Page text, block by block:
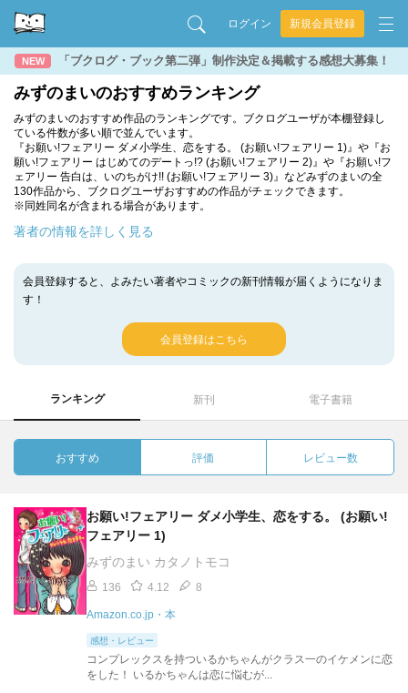
ログイン 新規会員登録
NEW 「ブクログ・ブック第二弾」制作決定＆掲載する感想大募集！
みずのまいのおすすめランキング
みずのまいのおすすめ作品のランキングです。ブクログユーザが本棚登録し
ている件数が多い順で並んでいます。
『お願い!フェアリー ダメ小学生、恋をする。 (お願い!フェアリー 1)』や『お
願い!フェアリー はじめてのデートっ!? (お願い!フェアリー 2)』や『お願い!フ
ェアリー 告白は、いのちがけ!! (お願い!フェアリー 3)』などみずのまいの全
130作品から、ブクログユーザおすすめの作品がチェックできます。
※同姓同名が含まれる場合があります。
著者の情報を詳しく見る
会員登録すると、よみたい著者やコミックの新刊情報が届くようになりま
す！
会員登録はこちら
ランキング 新刊 電子書籍
おすすめ 評価 レビュー数
お願い!フェアリー ダメ小学生、恋をする。 (お願い!
フェアリー 1)
みずのまい カタノトモコ
136 4.12 8
Amazon.co.jp・本
感想・レビュー
コンプレックスを持ついるかちゃんがクラス一のイケメンに恋
をした！ いるかちゃんは恋に悩むが...